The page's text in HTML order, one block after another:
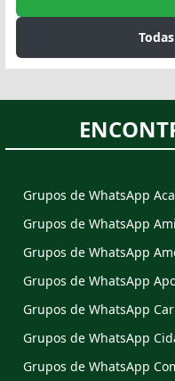
Grupos de WhatsApp
Grupos de WhatsApp
Grupos de WhatsApp
Grupos de WhatsApp
Grupos de WhatsApp
Grupos de WhatsApp
Grupos de WhatsApp